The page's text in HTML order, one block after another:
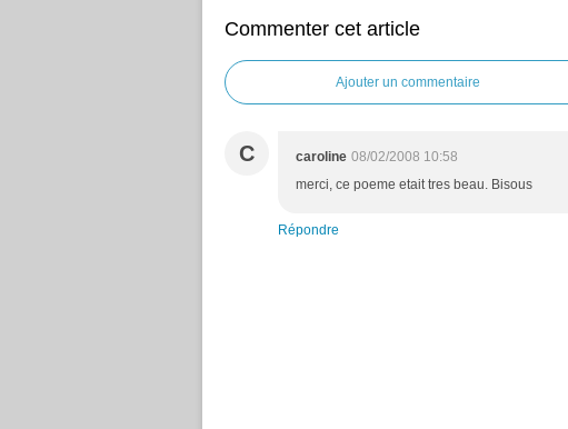
Commenter cet article
Ajouter un commentaire
C caroline 08/02/2008 10:58
merci, ce poeme etait tres beau. Bisous
Répondre